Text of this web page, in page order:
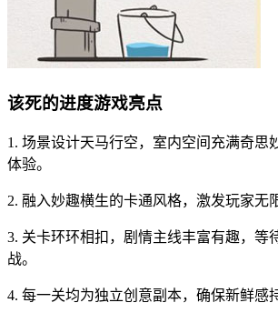
该死的进度游戏亮点
1. 场景设计天马行空，室内空间充满奇思
体验。
2. 融入妙趣横生的卡通风格，激发玩家无
3. 关卡环环相扣，剧情主线丰富有趣，等
战。
4. 每一关均为独立创意副本，确保新鲜感